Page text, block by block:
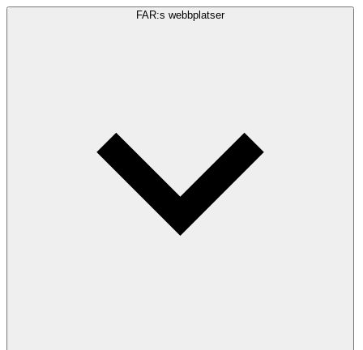
FAR:s webbplatser